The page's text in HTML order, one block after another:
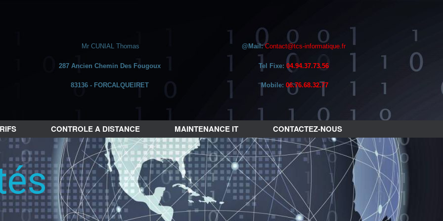
Mr CUNIAL Thomas
287 Ancien Chemin Des Fougoux
83136 - FORCALQUEIRET
@Mail: Contact@tcs-informatique.fr
Tel Fixe: 04.94.37.73.56
Mobile: 06.76.68.32.77
CONTROLE A DISTANCE MAINTENANCE IT CONTACTEZ-NOUS